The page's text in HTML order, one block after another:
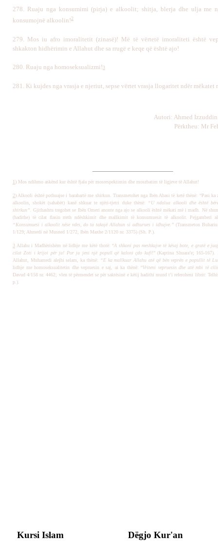
278. Ruaju nga konsumimi (pirja) e alkoolit; shitja, blerja dhe ulja me
konsumojnë alkoolin!2
279. Mos iu afro imoralitetit (zinasë)! Më të vërtetë imoraliteti është
shkakton hidhërimin e Allahut dhe sa rrugë e keqe që është ajo!
280. Ruaju nga homoseksualizmi!3
281. Ki kujdes nga vrasja e njeriut, sepse vërtet vrasja llogaritet ndër mëkatet
Autori: Ahmed
Përktheu: Mr
1 ) Mos ndihmo askënd kur është fjala për mosrespektimin dhe moszbatim të ligjeve të Allahut!
2) Alkooli është pothuajse i barabartë me shirkun. Transmetohet nga Ibën Abasi të ketë thënë: “Pasi ka
alkoolin, shokët (sahabët) kanë shkuar te njëri-tjetri duke thënë: “U ndalua alkooli dhe është
shirkun”.Gjithashtu tregohet se Ibën Omeri anonte nga ajo se alkooli është mëkati më i madh. Në
(hadithe) të cilat flasin rreth ndëshkimit dhe mallkimit të konsumuesit të alkoolit. Pejgamberi
“Konsumuesi i alkoolit nëse vdes, do ta takojë Allahun si adhurues i idhujve.” (Transmeton
1/129; Ahmedi në Musned 1/272, Ibën Maxhe 2/1120 nr. 3375) (Sh. P.).
3 Allahu i Madhërishëm në lidhje me këtë thotë: “A shkoni pas meshkujve të kësaj bote, e gratë e
cilat Zoti i krijoi për ju! Por ju jeni një popull që kaloni çdo kufi!” (Kaptina Shuara’e; 165-
Allahut, Muhamedi alejhi selam, ka thënë: “E ka mallkuar Allahu atë që bën veprën e popullit të
lidhje me homoseksualitetin dhe vepruesin e saj, ai ka thënë: “Vriteni vepruesin dhe atë mbi të
Davud 4/158 nr. 4462; vlen të përmendet se për saktësinë e këtij hadithi mund t’i referoheni librit:
p.)
Kursi Islam Dëgjo Kur'an